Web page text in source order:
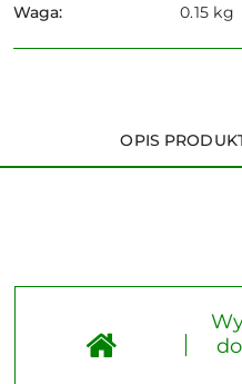
Waga: 0.15 kg
OPIS